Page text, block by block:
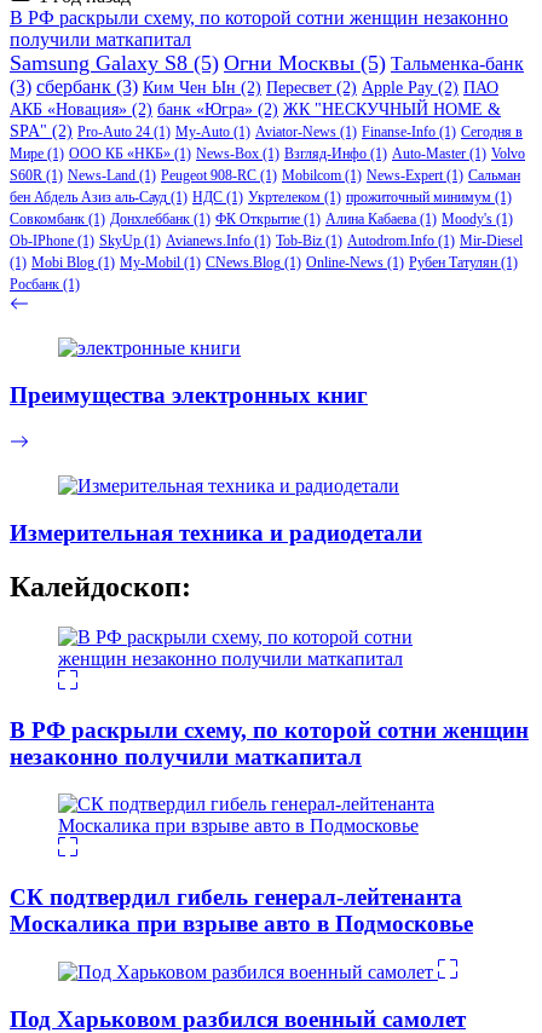
записи
В РФ раскрыли схему, по которой сотни женщин незаконно
получили маткапитал
Samsung Galaxy S8 (5) Огни Москвы (5) Тальменка-банк
(3) сбербанк (3) Ким Чен Ын (2) Пересвет (2) Apple Pay (2) ПАО
АКБ «Новация» (2) банк «Югра» (2) ЖК "НЕСКУЧНЫЙ HOME &
SPA" (2) Pro-Auto 24 (1) My-Auto (1) Aviator-News (1) Finanse-Info (1) Сегодня в
Мире (1) ООО КБ «НКБ» (1) News-Box (1) Взгляд-Инфо (1) Auto-Master (1) Volvo
S60R (1) News-Land (1) Peugeot 908-RC (1) Mobilcom (1) News-Expert(1) Сальман
бен Абдель Азиз аль-Сауд (1) НДС (1) Укртелеком (1) прожиточный минимум (1)
Совкомбанк (1) Донхлеббанк (1) ФК Открытие (1) Алина Кабаева (1) Moody's (1)
Ob-IPhone (1) SkyUp (1) Avianews.Info (1) Tob-Biz (1) Autodrom.Info (1) Mir-Diesel
(1) Mobi Blog (1) My-Mobil (1) CNews.Blog (1) Online-News (1) Рубен Татулян (1)
Росбанк (1)
Преимущества электронных книг
Измерительная техника и радиодетали
Калейдоскоп:
В РФ раскрыли схему, по которой сотни женщин
незаконно получили маткапитал
СК подтвердил гибель генерал-лейтенанта
Москалика при взрыве авто в Подмосковье
Под Харьковом разбился военный самолет